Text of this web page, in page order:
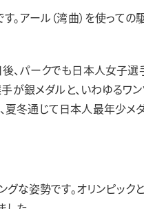
アール（湾曲）を使っての
パークでも日本人女子選
銀メダルと、いわゆるワン
冬通じて日本人最年少メダ
な姿勢です。オリンピック